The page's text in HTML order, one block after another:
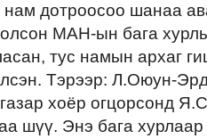
дотроосоо шанаа
МАН-ын бага
тус намын архаг
Тэрээр: Л.Оюун-
хоёр огцорсонд
шүү. Энэ бага